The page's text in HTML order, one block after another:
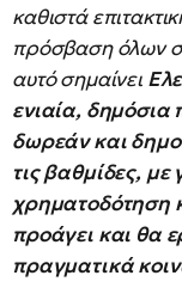
καθιστά
πρόσβαση όλων
αυτό σημαίνει
ενιαία, δημόσια
δωρεάν και
τις βαθμίδες,
χρηματοδότηση
προάγει και θα
πραγματικά